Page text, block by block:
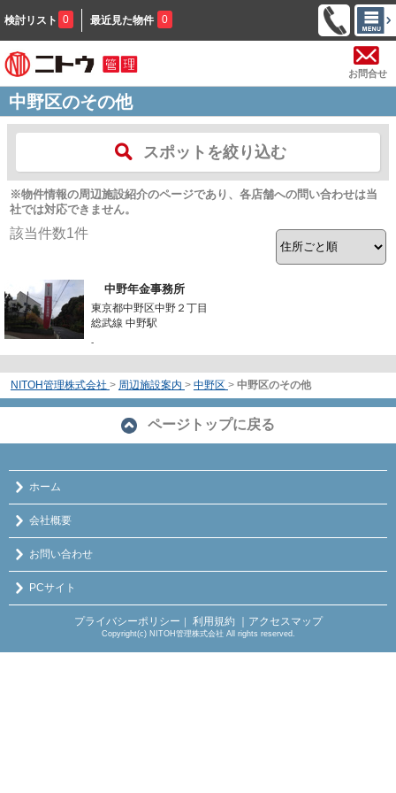
検討リスト 0 最近見た物件 0
お問合せ
中野区のその他
スポットを絞り込む
※物件情報の周辺施設紹介のページであり、各店舗への問い合わせは当
社では対応できません。
該当件数1件
中野年金事務所
東京都中野区中野２丁目
総武線 中野駅
-
NITOH管理株式会社 > 周辺施設案内 > 中野区 > 中野区のその他
ページトップに戻る
ホーム
会社概要
お問い合わせ
PCサイト
プライバシーポリシー ｜ 利用規約 ｜アクセスマップ
Copyright(c) NITOH管理株式会社 All rights reserved.